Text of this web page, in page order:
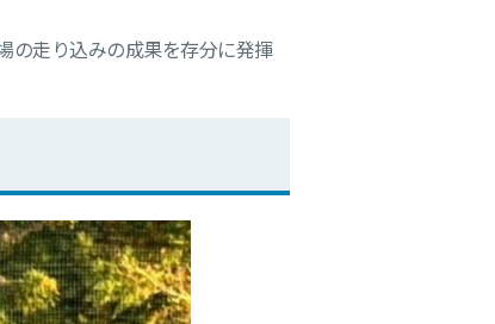
の走り込みの成果を存分に発揮